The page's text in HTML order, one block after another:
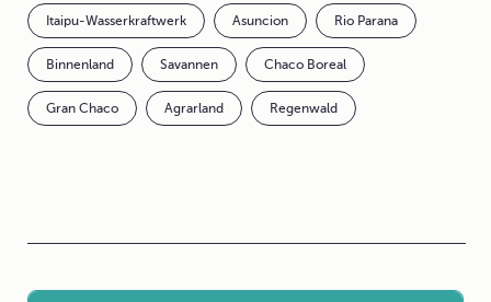
Itaipu-Wasserkraftwerk Asuncion Rio Parana
Binnenland Savannen Chaco Boreal
Gran Chaco Agrarland Regenwald